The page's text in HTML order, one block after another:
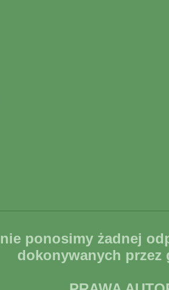
nie ponosimy żadnej
dokonywanych